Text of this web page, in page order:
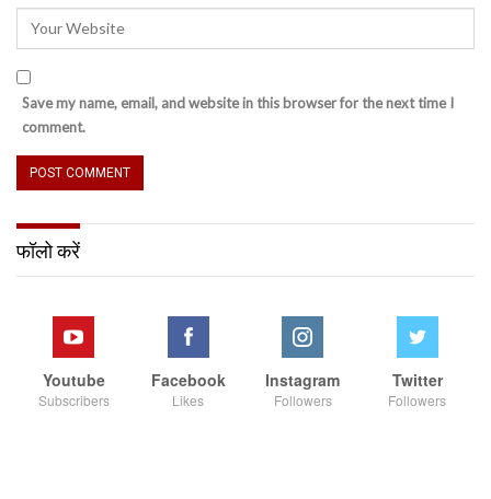
Save my name, email, and website in this browser for the next time I
comment.
फॉलो करें
Youtube
Subscribers
Facebook
Likes
Instagram
Followers
Twitter
Followers